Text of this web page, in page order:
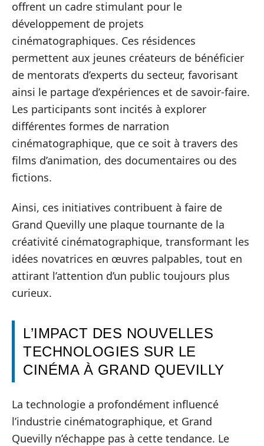
offrent un cadre stimulant pour le
développement de projets
cinématographiques. Ces résidences
permettent aux jeunes créateurs de bénéficier
de mentorats d’experts du secteur, favorisant
ainsi le partage d’expériences et de savoir-faire.
Les participants sont incités à explorer
différentes formes de narration
cinématographique, que ce soit à travers des
films d’animation, des documentaires ou des
fictions.
Ainsi, ces initiatives contribuent à faire de
Grand Quevilly une plaque tournante de la
créativité cinématographique, transformant les
idées novatrices en œuvres palpables, tout en
attirant l’attention d’un public toujours plus
curieux.
L’IMPACT DES NOUVELLES
TECHNOLOGIES SUR LE
CINÉMA À GRAND QUEVILLY
La technologie a profondément influencé
l’industrie cinématographique, et Grand
Quevilly n’échappe pas à cette tendance. Le